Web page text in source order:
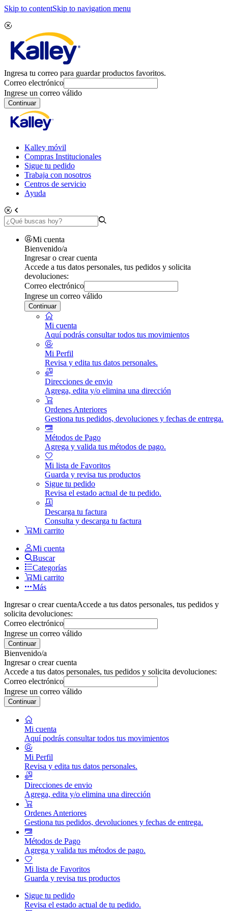
Skip to contentSkip to navigation menu
Ingresa tu correo para guardar productos favoritos.
Correo electrónico
Ingrese un correo válido
Continuar
Kalley móvil
Compras Institucionales
Sigue tu pedido
Trabaja con nosotros
Centros de servicio
Ayuda
Mi cuenta
Bienvenido/a
Ingresar o crear cuenta
Accede a tus datos personales, tus pedidos y solicita
devoluciones:
Correo electrónico
Ingrese un correo válido
Continuar
Mi cuenta
Aquí podrás consultar todos tus movimientos
Mi Perfil
Revisa y edita tus datos personales.
Direcciones de envio
Agrega, edita y/o elimina una dirección
Ordenes Anteriores
Gestiona tus pedidos, devoluciones y fechas de entrega.
Métodos de Pago
Agrega y valida tus métodos de pago.
Mi lista de Favoritos
Guarda y revisa tus productos
Sigue tu pedido
Revisa el estado actual de tu pedido.
Descarga tu factura
Consulta y descarga tu factura
Mi carrito
Mi cuenta
Buscar
Categorías
Mi carrito
Más
Ingresar o crear cuentaAccede a tus datos personales, tus pedidos y
solicita devoluciones:
Correo electrónico
Ingrese un correo válido
Continuar
Bienvenido/a
Ingresar o crear cuenta
Accede a tus datos personales, tus pedidos y solicita devoluciones:
Correo electrónico
Ingrese un correo válido
Continuar
Mi cuenta
Aquí podrás consultar todos tus movimientos
Mi Perfil
Revisa y edita tus datos personales.
Direcciones de envio
Agrega, edita y/o elimina una dirección
Ordenes Anteriores
Gestiona tus pedidos, devoluciones y fechas de entrega.
Métodos de Pago
Agrega y valida tus métodos de pago.
Mi lista de Favoritos
Guarda y revisa tus productos
Sigue tu pedido
Revisa el estado actual de tu pedido.